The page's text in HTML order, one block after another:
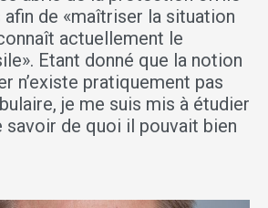
de «maîtriser la situation
actuellement le
Etant donné que la notion
n’existe pratiquement pas
je me suis mis à étudier
savoir de quoi il pouvait bien